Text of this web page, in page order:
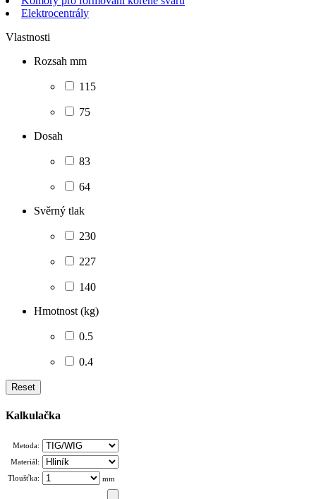
Elektrocentrály
Vlastnosti
Rozsah mm
115
75
Dosah
83
64
Svěrný tlak
230
227
140
Hmotnost (kg)
0.5
0.4
Reset
Kalkulačka
Metoda:
Materiál:
Tloušťka:
mm